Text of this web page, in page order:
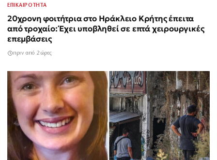
ΕΠΙΚΑΙΡΟΤΗΤΑ
20χρονη φοιτήτρια στο Ηράκλειο Κρήτης έπειτα
από τροχαίο: Έχει υποβληθεί σε επτά χειρουργικές
επεμβάσεις
πριν από 2 ώρες